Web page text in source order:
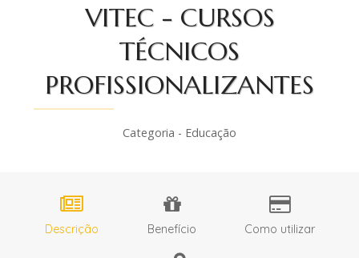
VITEC - CURSOS
TÉCNICOS
PROFISSIONALIZANTES
Categoria - Educação
Descrição Benefício Como utilizar